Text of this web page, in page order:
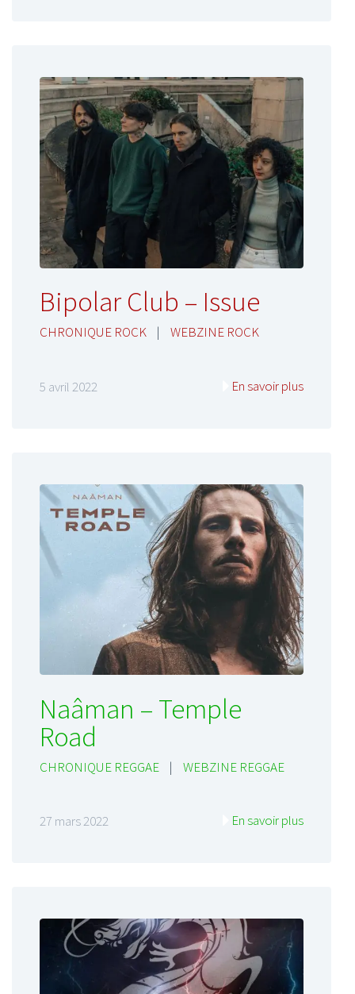
Bipolar Club – Issue
CHRONIQUE ROCK | WEBZINE ROCK
5 avril 2022 En savoir plus
Naâman – Temple
Road
CHRONIQUE REGGAE | WEBZINE REGGAE
27 mars 2022 En savoir plus